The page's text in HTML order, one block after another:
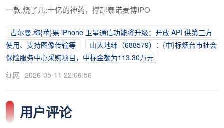
一款,烧了几:十亿的神药，撑起泰诺麦博IPO
古尔曼.称{苹}果 iPhone 卫星通信功能将升级：开放 API 供第三方
使用、支持图像传输等
山大地纬（688579）：{中}标烟台市社会
保险服务中心采购项目，中标金额为113.30万元
红网 2026-05-11 22:06:56
用户评论